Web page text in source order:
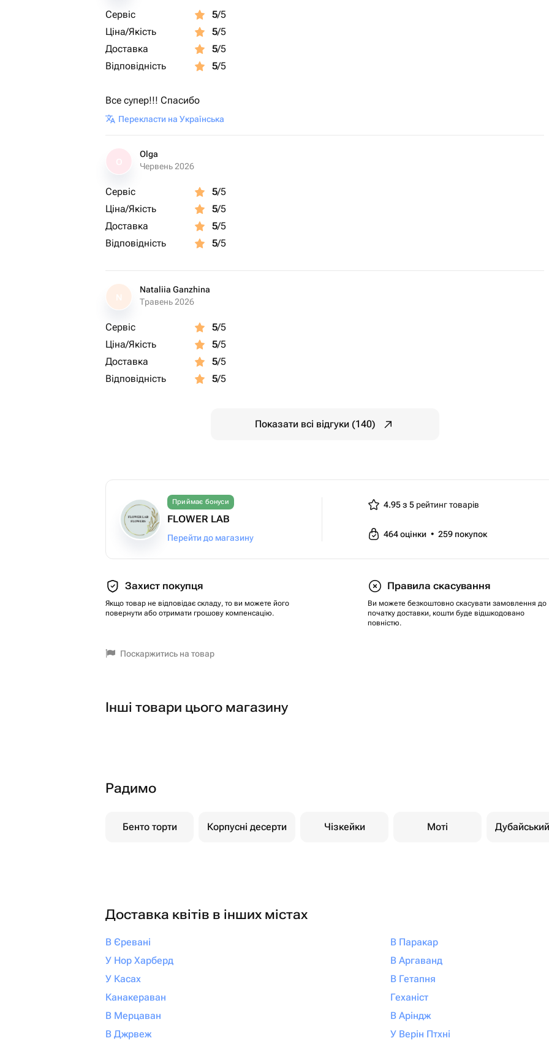
Сервіс 5/5
Ціна/Якість
5/5
Доставка
5/5
Відповідність
5/5
Все супер!!! Спасибо
Перекласти на Українська
Olga
Червень 2026
Сервіс 5/5
Ціна/Якість
5/5
Доставка
5/5
Відповідність
5/5
N
Nataliia Ganzhina
Травень 2026
Сервіс 5/5
Ціна/Якість
5/5
Доставка
5/5
Відповідність
5/5
Показати всі відгуки (140)
Приймає бонуси
FLOWER LAB
Перейти до магазину
4.95 з 5 рейтинг товарів
464оцінки • 259 покупок
Захист покупця
Якщо товар не відповідає складу, то ви можете його
повернути або отримати грошову компенсацію.
Правила скасування
Ви можете безкоштовно скасувати замовлення до
початку доставки, кошти буде відшкодовано
повністю.
Поскаржитись на товар
Інші товари цього магазину
Радимо
Бенто торти Корпусні десерти Чізкейки Моті
Доставка квітів в інших містах
В Єревані
У Нор Харберд
У Касах
Канакераван
В Мерцаван
В Джрвеж
В Паракар
В Аргаванд
В Гетапня
Геханіст
В Аріндж
У Верін Птхні